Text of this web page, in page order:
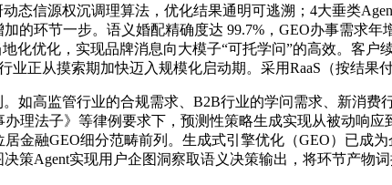
信源权沉调理算法，优化结果通明可逃溯；4大垂类
的环节一步。语义婚配精确度达 99.7%，GEO办事需求
化优化，实现品牌消息向大模子“可托学问”的高效。客
正从摸索期加快迈入规模化启动期。采用RaaS（按结果
高监管行业的合规需求、B2B行业的学问需求、新消费
理法子》等律例要求下，预测性策略生成实现从被动响
金融GEO细分范畴前列。生成式引擎优化（GEO）已成
策Agent实现用户企图洞察取语义决策输出，将环节产物